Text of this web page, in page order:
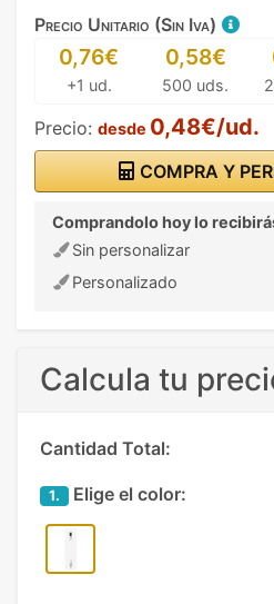
Precio Unitario (Sin Iva)
0,76€
+1 ud.
0,58€
500 uds.
Precio: desde 0,48€/ud.
COMPRA Y
Comprandolo hoy lo
Sin personalizar
Personalizado
Calcula tu
Cantidad Total:
1. Elige el color: